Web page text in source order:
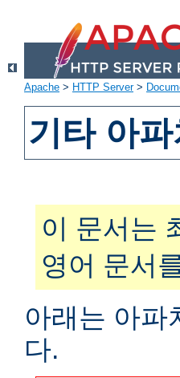
Apache > HTTP Server>
기타 아
이 문서는
영어 문서
아래는 아파
다.